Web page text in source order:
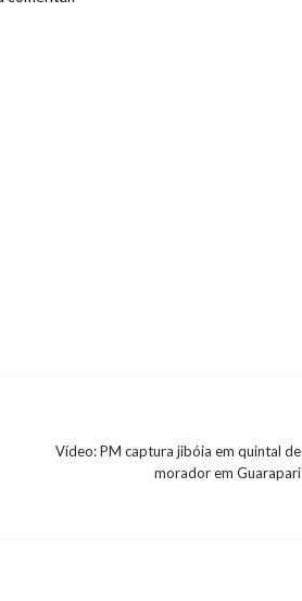
Vídeo: PM captura jibóia em quintal de
morador em Guarapari